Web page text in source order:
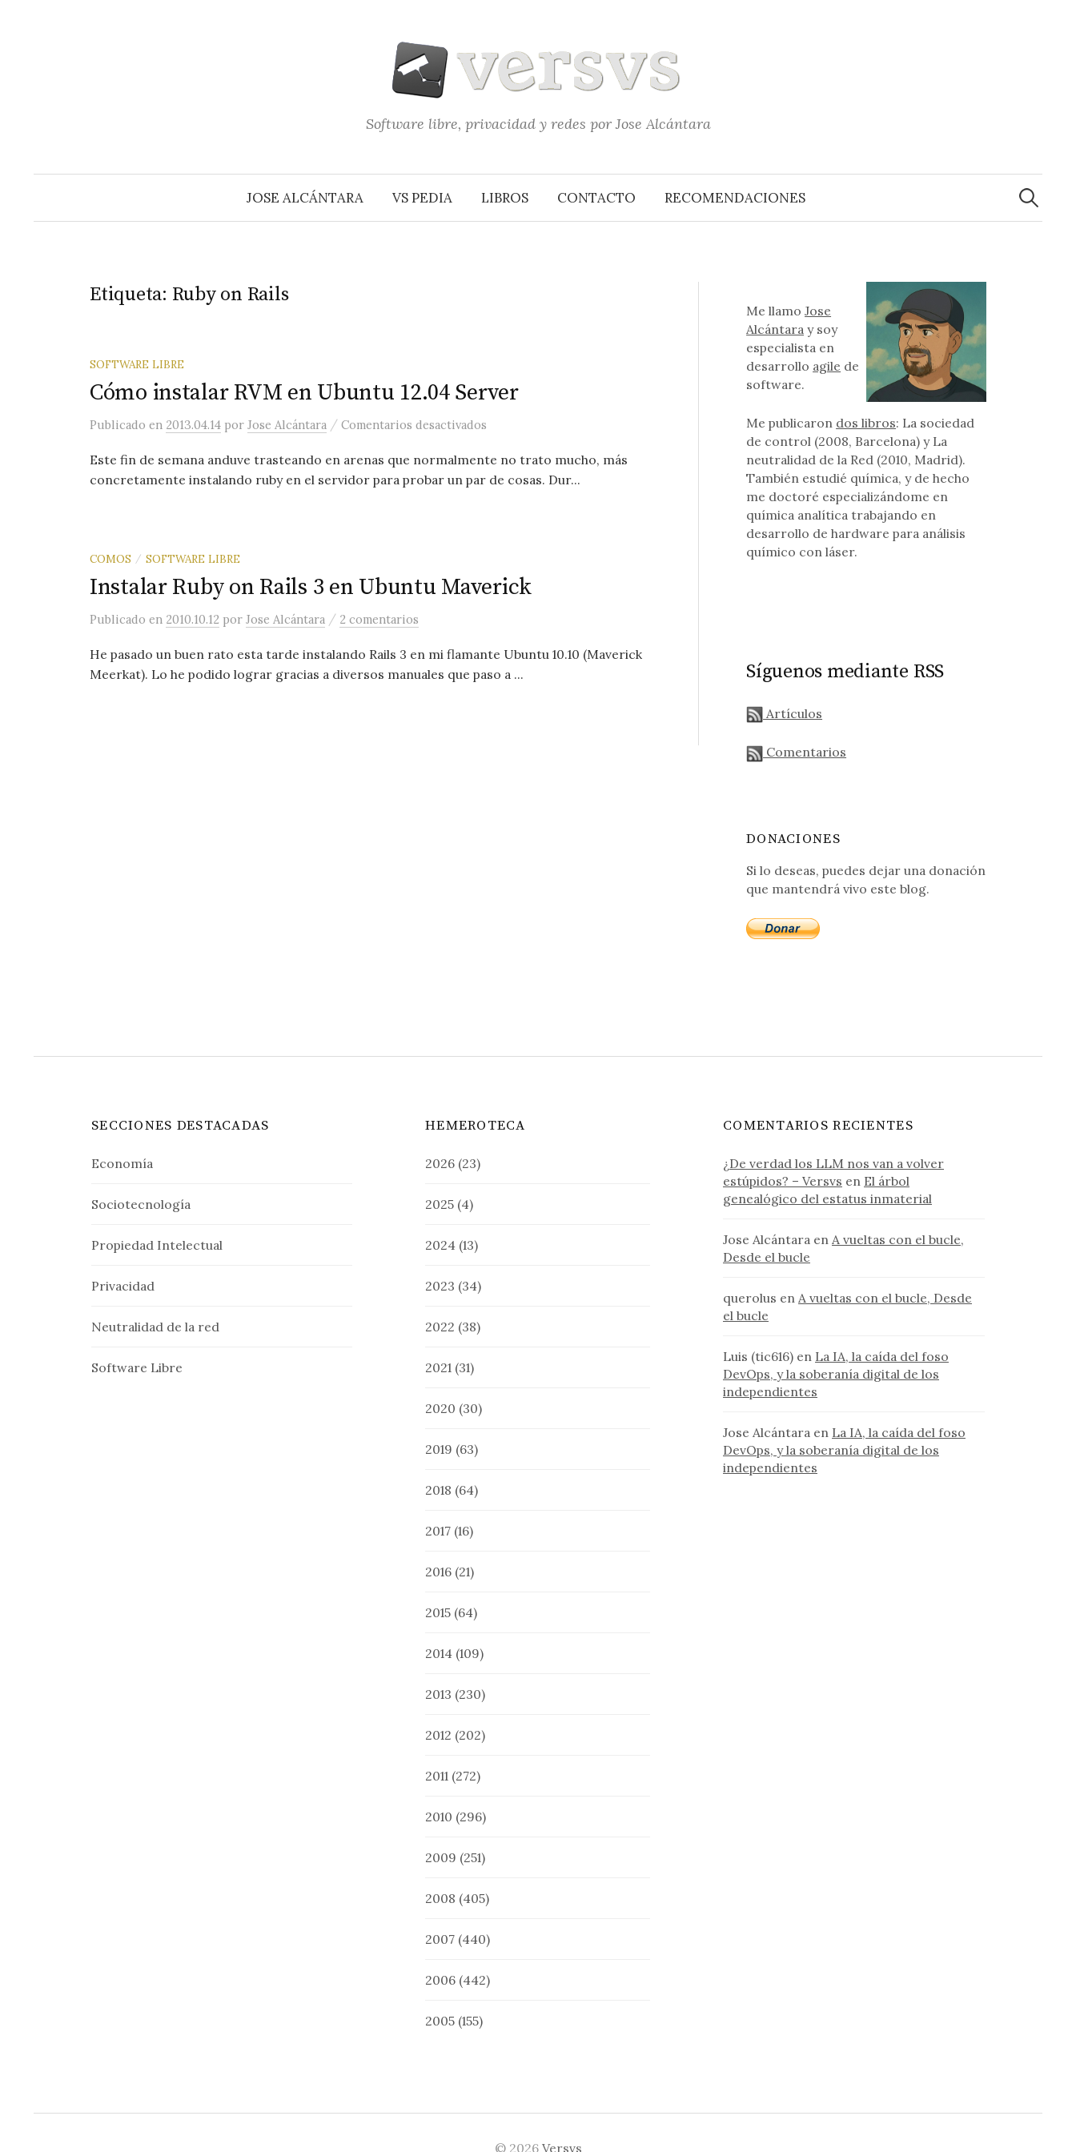
Software libre, privacidad y redes por Jose Alcántara
JOSE ALCÁNTARA VS PEDIA LIBROS CONTACTO RECOMENDACIONES
Buscar:
Etiqueta: Ruby on Rails
SOFTWARE LIBRE
Cómo instalar RVM en Ubuntu 12.04 Server
Publicado en 2013.04.14 por Jose Alcántara / Comentarios desactivados
Este fin de semana anduve trasteando en arenas que normalmente no trato mucho, más
concretamente instalando ruby en el servidor para probar un par de cosas. Dur...
COMOS / SOFTWARE LIBRE
Instalar Ruby on Rails 3 en Ubuntu Maverick
Publicado en 2010.10.12 por Jose Alcántara / 2 comentarios
He pasado un buen rato esta tarde instalando Rails 3 en mi flamante Ubuntu 10.10 (Maverick
Meerkat). Lo he podido lograr gracias a diversos manuales que paso a ...
Me llamoJose
Alcántara y soy
especialista en
desarrollo agile de
software.
Me publicaron dos libros: La sociedad
de control (2008, Barcelona) y La
neutralidad de la Red (2010, Madrid).
También estudié química, y de hecho
me doctoré especializándome en
química analítica trabajando en
desarrollo de hardware para análisis
químico con láser.
Síguenos mediante RSS
Artículos
Comentarios
DONACIONES
Si lo deseas, puedes dejar una donación
que mantendrá vivo este blog.
SECCIONES DESTACADAS
Economía
Sociotecnología
Propiedad Intelectual
Privacidad
Neutralidad de la red
Software Libre
HEMEROTECA
2026 (23)
2025 (4)
2024 (13)
2023 (34)
2022 (38)
2021 (31)
2020 (30)
2019 (63)
2018 (64)
2017 (16)
2016 (21)
2015 (64)
2014 (109)
2013 (230)
2012 (202)
2011 (272)
2010 (296)
2009 (251)
2008 (405)
2007 (440)
2006 (442)
2005 (155)
COMENTARIOS RECIENTES
¿De verdad los LLM nos van a volver
estúpidos? – Versvs en El árbol
genealógico del estatus inmaterial
Jose Alcántara en A vueltas con el bucle,
Desde el bucle
querolus en A vueltas con el bucle, Desde
el bucle
Luis (tic616) en La IA, la caída del foso
DevOps, y la soberanía digital de los
independientes
Jose Alcántara en La IA, la caída del foso
DevOps, y la soberanía digital de los
independientes
© 2026 Versvs